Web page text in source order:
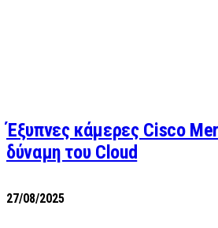
Έξυπνες κάμερες Cisco
δύναμη του Cloud
27/08/2025